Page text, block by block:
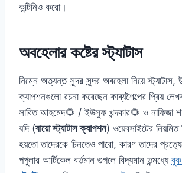
কন্টিনিও করো।
অবহেলার কষ্টের স্ট্যাটাস
নিম্নে অত্যন্ত সুন্দর সুন্দর অবহেলা নিয়ে
ক্যাপশনগুলো রচনা করেছেন কাব্যশৈল্পের প্রিয়
সাবিত আহমেদ🌻 / ইউসুফ খন্দকার🌻 ও নাফিজা
যদি (বায়ো স্ট্যাটাস ক্যাপশন) ওয়েবসাইটের
হয়তো তাদেরকে চিনতেও পারো, কারণ তাদের
পপুলার আর্টিকেল বর্তমান গুগলে বিদ্যমান তন্মধ্যে